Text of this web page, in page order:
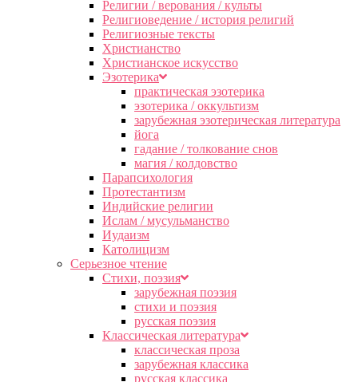
Религии / верования / культы
Религиоведение / история религий
Религиозные тексты
Христианство
Христианское искусство
Эзотерика
практическая эзотерика
эзотерика / оккультизм
зарубежная эзотерическая литература
йога
гадание / толкование снов
магия / колдовство
Парапсихология
Протестантизм
Индийские религии
Ислам / мусульманство
Иудаизм
Католицизм
Серьезное чтение
Cтихи, поэзия
зарубежная поэзия
стихи и поэзия
русская поэзия
Классическая литература
классическая проза
зарубежная классика
русская классика